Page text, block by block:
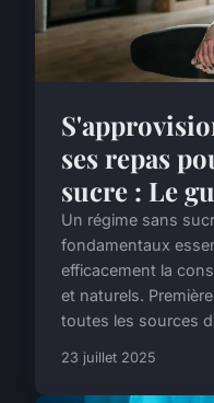
ses repas
sucre : Le
Un régime sans
fondamentaux
efficacement la
et naturels.
toutes les sources
23 juillet 2025